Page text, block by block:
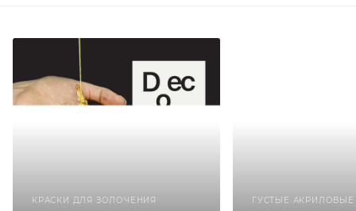
КРАСКИ ДЛЯ ЗОЛОЧЕНИЯ ГУСТЫЕ АКРИЛОВЫЕ